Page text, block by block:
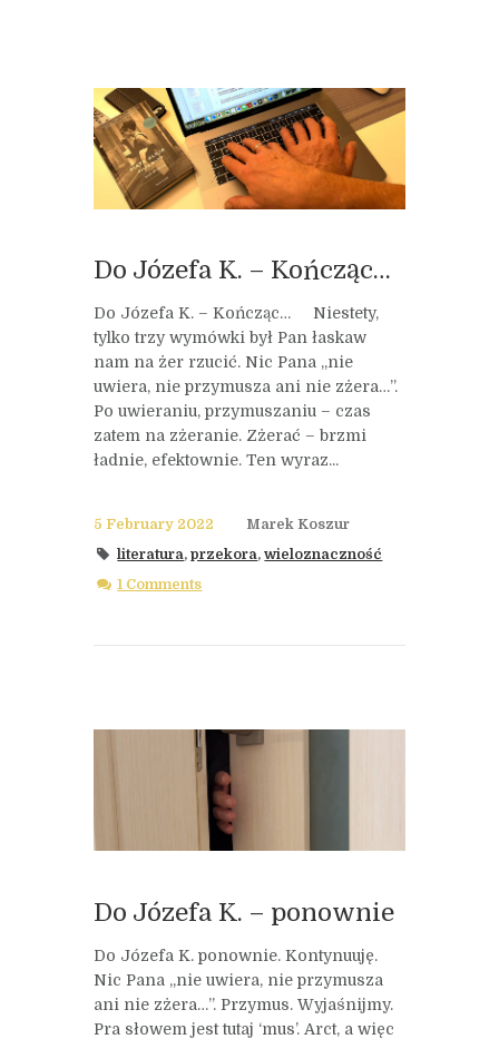
Do Józefa K. – Kończąc…
Do Józefa K. – Kończąc… Niestety,
tylko trzy wymówki był Pan łaskaw
nam na żer rzucić. Nic Pana „nie
uwiera, nie przymusza ani nie zżera…”.
Po uwieraniu, przymuszaniu – czas
zatem na zżeranie. Zżerać – brzmi
ładnie, efektownie. Ten wyraz...
5 February 2022
Marek Koszur
literatura,przekora,wieloznaczność
1 Comments
Do Józefa K. – ponownie
Do Józefa K. ponownie. Kontynuuję.
Nic Pana „nie uwiera, nie przymusza
ani nie zżera…”. Przymus. Wyjaśnijmy.
Pra słowem jest tutaj ‘mus’. Arct, a więc